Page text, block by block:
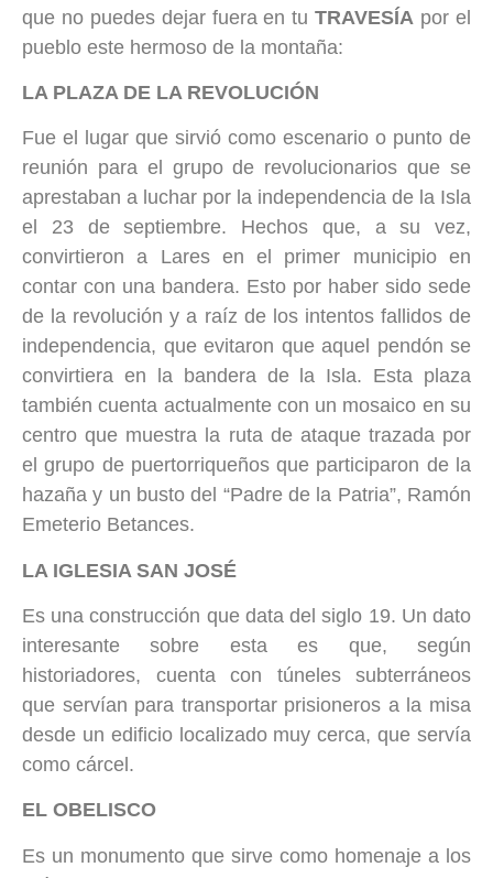
que no puedes dejar fuera en tuTRAVESÍA por el
pueblo este hermoso de la montaña:
LA PLAZA DE LA REVOLUCIÓN
Fue el lugar que sirvió como escenario o punto de
reunión para el grupo de revolucionarios que se
aprestaban a luchar por la independencia de la Isla
el 23 de septiembre. Hechos que, a su vez,
convirtieron a Lares en el primer municipio en
contar con una bandera. Esto por haber sido sede
de la revolución y a raíz de los intentos fallidos de
independencia, que evitaron que aquel pendón se
convirtiera en la bandera de la Isla. Esta plaza
también cuenta actualmente con un mosaico en su
centro que muestra la ruta de ataque trazada por
el grupo de puertorriqueños que participaron de la
hazaña y un busto del “Padre de la Patria”, Ramón
Emeterio Betances.
LA IGLESIA SAN JOSÉ
Es una construcción que data del siglo 19. Un dato
interesante sobre esta es que, según
historiadores, cuenta con túneles subterráneos
que servían para transportar prisioneros a la misa
desde un edificio localizado muy cerca, que servía
como cárcel.
EL OBELISCO
Es un monumento que sirve como homenaje a los